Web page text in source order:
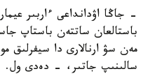
- جاڭا اۋدانداعى ءاربىر
باستالعان ساتتەن باستاپ
مەن سۋ ارنالارى دا سيفرلىق
سالىنىپ جاتىر، - دەدى ول.